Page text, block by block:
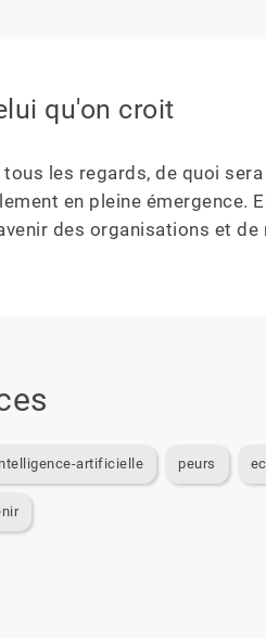
qu'on croit
les regards, de quoi
en pleine émergence.
des organisations et
artificielle peurs